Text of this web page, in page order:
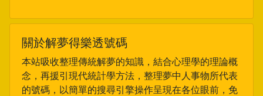
關於解夢得樂透號碼
本站吸收整理傳統解夢的知識，結合心理學的理論概
念，再援引現代統計學方法，整理夢中人事物所代表
的號碼，以簡單的搜尋引擎操作呈現在各位眼前，免